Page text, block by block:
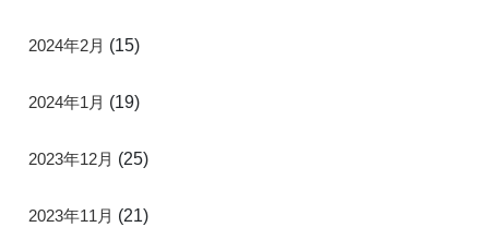
2024年2月 (15)
2024年1月 (19)
2023年12月 (25)
2023年11月 (21)